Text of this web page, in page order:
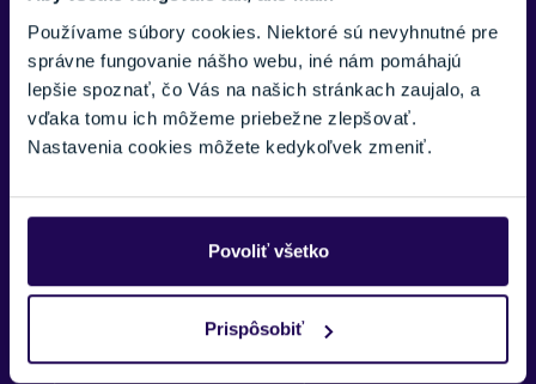
Používame súbory cookies. Niektoré sú nevyhnutné pre
správne fungovanie nášho webu, iné nám pomáhajú
lepšie spoznať, čo Vás na našich stránkach zaujalo, a
vďaka tomu ich môžeme priebežne zlepšovať.
Nastavenia cookies môžete kedykoľvek zmeniť.
Povoliť všetko
Prispôsobiť
Bratislava - OC Tehelko
Trek Flagship Store Bratislava
Kubínska hoľa